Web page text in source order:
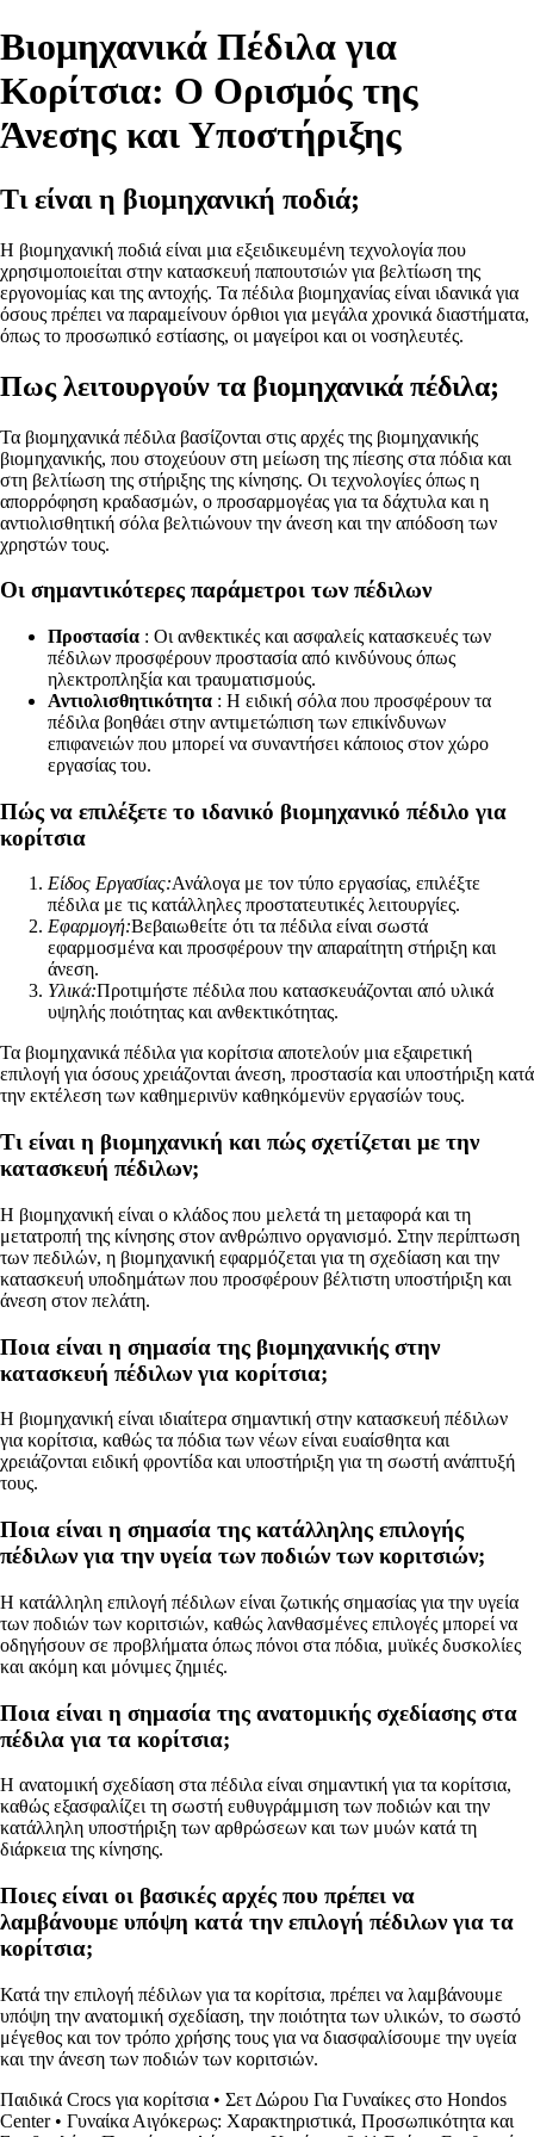
Βιομηχανικά Πέδιλα για
Κορίτσια: Ο Ορισμός της
Άνεσης και Υποστήριξης
Τι είναι η βιομηχανική ποδιά;
Η βιομηχανική ποδιά είναι μια εξειδικευμένη τεχνολογία που
χρησιμοποιείται στην κατασκευή παπουτσιών για βελτίωση της
εργονομίας και της αντοχής. Τα πέδιλα βιομηχανίας είναι ιδανικά για
όσους πρέπει να παραμείνουν όρθιοι για μεγάλα χρονικά διαστήματα,
όπως το προσωπικό εστίασης, οι μαγείροι και οι νοσηλευτές.
Πως λειτουργούν τα βιομηχανικά πέδιλα;
Τα βιομηχανικά πέδιλα βασίζονται στις αρχές της βιομηχανικής
βιομηχανικής, που στοχεύουν στη μείωση της πίεσης στα πόδια και
στη βελτίωση της στήριξης της κίνησης. Οι τεχνολογίες όπως η
απορρόφηση κραδασμών, ο προσαρμογέας για τα δάχτυλα και η
αντιολισθητική σόλα βελτιώνουν την άνεση και την απόδοση των
χρηστών τους.
Οι σημαντικότερες παράμετροι των πέδιλων
Προστασία : Οι ανθεκτικές και ασφαλείς κατασκευές των
πέδιλων προσφέρουν προστασία από κινδύνους όπως
ηλεκτροπληξία και τραυματισμούς.
Αντιολισθητικότητα : Η ειδική σόλα που προσφέρουν τα
πέδιλα βοηθάει στην αντιμετώπιση των επικίνδυνων
επιφανειών που μπορεί να συναντήσει κάποιος στον χώρο
εργασίας του.
Πώς να επιλέξετε το ιδανικό βιομηχανικό πέδιλο για
κορίτσια
Είδος Εργασίας:Ανάλογα με τον τύπο εργασίας, επιλέξτε
πέδιλα με τις κατάλληλες προστατευτικές λειτουργίες.
Εφαρμογή:Βεβαιωθείτε ότι τα πέδιλα είναι σωστά
εφαρμοσμένα και προσφέρουν την απαραίτητη στήριξη και
άνεση.
Υλικά:Προτιμήστε πέδιλα που κατασκευάζονται από υλικά
υψηλής ποιότητας και ανθεκτικότητας.
Τα βιομηχανικά πέδιλα για κορίτσια αποτελούν μια εξαιρετική
επιλογή για όσους χρειάζονται άνεση, προστασία και υποστήριξη κατά
την εκτέλεση των καθημερινϋν καθηκόμενϋν εργασίών τους.
Τι είναι η βιομηχανική και πώς σχετίζεται με την
κατασκευή πέδιλων;
Η βιομηχανική είναι ο κλάδος που μελετά τη μεταφορά και τη
μετατροπή της κίνησης στον ανθρώπινο οργανισμό. Στην περίπτωση
των πεδιλών, η βιομηχανική εφαρμόζεται για τη σχεδίαση και την
κατασκευή υποδημάτων που προσφέρουν βέλτιστη υποστήριξη και
άνεση στον πελάτη.
Ποια είναι η σημασία της βιομηχανικής στην
κατασκευή πέδιλων για κορίτσια;
Η βιομηχανική είναι ιδιαίτερα σημαντική στην κατασκευή πέδιλων
για κορίτσια, καθώς τα πόδια των νέων είναι ευαίσθητα και
χρειάζονται ειδική φροντίδα και υποστήριξη για τη σωστή ανάπτυξή
τους.
Ποια είναι η σημασία της κατάλληλης επιλογής
πέδιλων για την υγεία των ποδιών των κοριτσιών;
Η κατάλληλη επιλογή πέδιλων είναι ζωτικής σημασίας για την υγεία
των ποδιών των κοριτσιών, καθώς λανθασμένες επιλογές μπορεί να
οδηγήσουν σε προβλήματα όπως πόνοι στα πόδια, μυϊκές δυσκολίες
και ακόμη και μόνιμες ζημιές.
Ποια είναι η σημασία της ανατομικής σχεδίασης στα
πέδιλα για τα κορίτσια;
Η ανατομική σχεδίαση στα πέδιλα είναι σημαντική για τα κορίτσια,
καθώς εξασφαλίζει τη σωστή ευθυγράμμιση των ποδιών και την
κατάλληλη υποστήριξη των αρθρώσεων και των μυών κατά τη
διάρκεια της κίνησης.
Ποιες είναι οι βασικές αρχές που πρέπει να
λαμβάνουμε υπόψη κατά την επιλογή πέδιλων για τα
κορίτσια;
Κατά την επιλογή πέδιλων για τα κορίτσια, πρέπει να λαμβάνουμε
υπόψη την ανατομική σχεδίαση, την ποιότητα των υλικών, το σωστό
μέγεθος και τον τρόπο χρήσης τους για να διασφαλίσουμε την υγεία
και την άνεση των ποδιών των κοριτσιών.
Παιδικά Crocs για κορίτσια • Σετ Δώρου Για Γυναίκες στο Hondos
Center• Γυναίκα Αιγόκερως: Χαρακτηριστικά, Προσωπικότητα και